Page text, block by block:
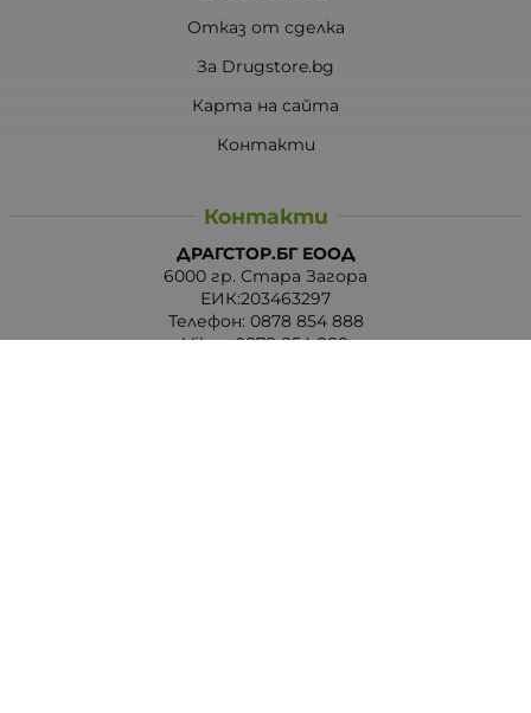
Отказ от сделка
За Drugstore.bg
Карта на сайта
Контакти
Контакти
ДРАГСТОР.БГ ЕООД
6000 гр. Стара Загора
ЕИК:203463297
Телефон: 0878 854 888
Viber:0878 854 888